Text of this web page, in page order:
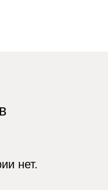
нет.